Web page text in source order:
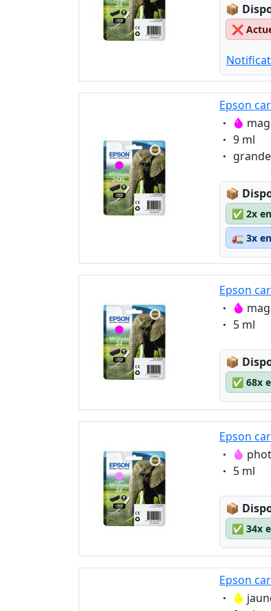
📦
❌
Epson
9 ml
📦
✅ 2x
🚛 3x
Epson
5 ml
📦
✅ 68x
Epson
5 ml
📦
✅ 34x
Epson